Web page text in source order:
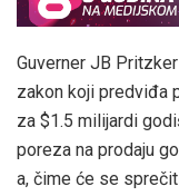
Guverner JB
zakon koji predviđa
za $1.5 milijardi
poreza na prodaju
a, čime će se